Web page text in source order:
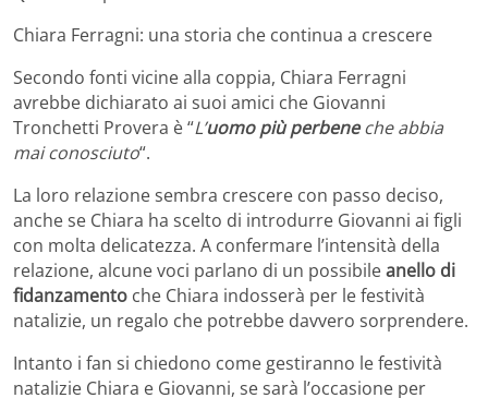
Chiara Ferragni: una storia che continua a crescere
Secondo fonti vicine alla coppia, Chiara Ferragni
avrebbe dichiarato ai suoi amici che Giovanni
Tronchetti Provera è “L’uomo più perbeneche abbia
mai conosciuto“.
La loro relazione sembra crescere con passo deciso,
anche se Chiara ha scelto di introdurre Giovanni ai figli
con molta delicatezza. A confermare l’intensità della
relazione, alcune voci parlano di un possibileanello di
fidanzamento che Chiara indosserà per le festività
natalizie, un regalo che potrebbe davvero sorprendere.
Intanto i fan si chiedono come gestiranno le festività
natalizie Chiara e Giovanni, se sarà l’occasione per